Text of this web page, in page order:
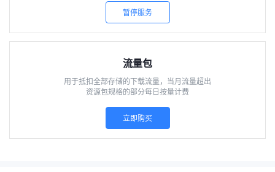
暂停服务
流量包
用于抵扣全部存储的下载流量，当月流量超出
资源包规格的部分每日按量计费
立即购买